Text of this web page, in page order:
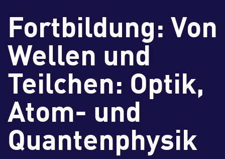
Fortbildung: Von
Wellen und
Teilchen: Optik,
Atom- und
Quantenphysik